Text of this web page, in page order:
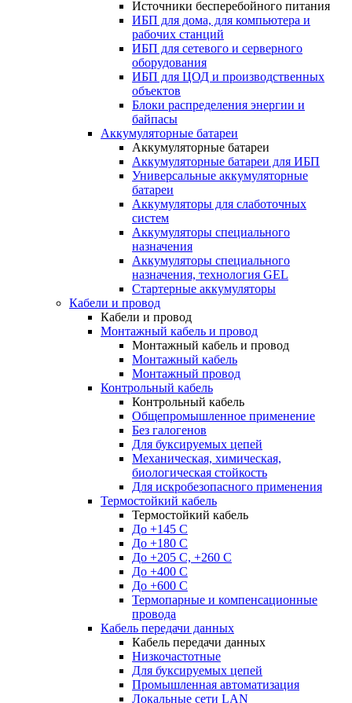
Источники бесперебойного питания
ИБП для дома, для компьютера и
рабочих станций
ИБП для сетевого и серверного
оборудования
ИБП для ЦОД и производственных
объектов
Блоки распределения энергии и
байпасы
Аккумуляторные батареи
Аккумуляторные батареи
Аккумуляторные батареи для ИБП
Универсальные аккумуляторные
батареи
Аккумуляторы для слаботочных
систем
Аккумуляторы специального
назначения
Аккумуляторы специального
назначения, технология GEL
Стартерные аккумуляторы
Кабели и провод
Кабели и провод
Монтажный кабель и провод
Монтажный кабель и провод
Монтажный кабель
Монтажный провод
Контрольный кабель
Контрольный кабель
Общепромышленное применение
Без галогенов
Для буксируемых цепей
Механическая, химическая,
биологическая стойкость
Для искробезопасного применения
Термостойкий кабель
Термостойкий кабель
До +145 С
До +180 C
До +205 С, +260 С
До +400 C
До +600 С
Термопарные и компенсационные
провода
Кабель передачи данных
Кабель передачи данных
Низкочастотные
Для буксируемых цепей
Промышленная автоматизация
Локальные сети LAN